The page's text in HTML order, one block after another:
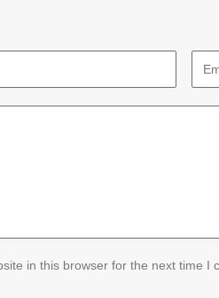
in this browser for the next time I